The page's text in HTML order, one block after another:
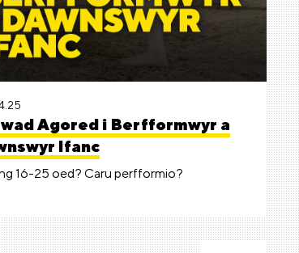
Agored i Berfformwyr a
Ifanc
16-25 oed? Caru perfformio?